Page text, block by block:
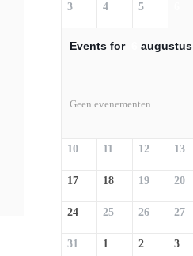
3 4 5
Events for augustus
Geen evenementen
10 11 12 13
17 18 19 20
24 25 26 27
31 1 2 3